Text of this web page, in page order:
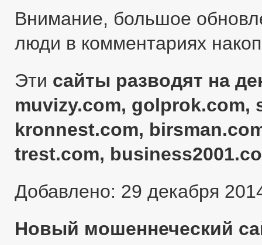
Внимание, большое
люди в комментариях
Эти сайты разводят на
muvizy.com, golprok.com,
kronnest.com,
trest.com,
Добавлено: 29 декабря
Новый мошеннеческий